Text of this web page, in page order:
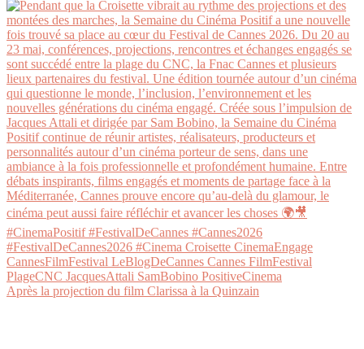
Après la projection du film Clarissa à la Quinzain